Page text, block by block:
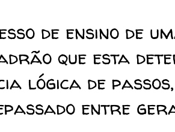
de ensino de
que esta
lógica de
entre